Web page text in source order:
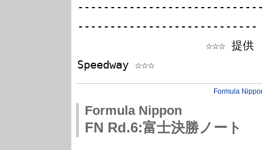
----------------------------
Formula
Formula Nippon
FN Rd.6:富士決勝ノート